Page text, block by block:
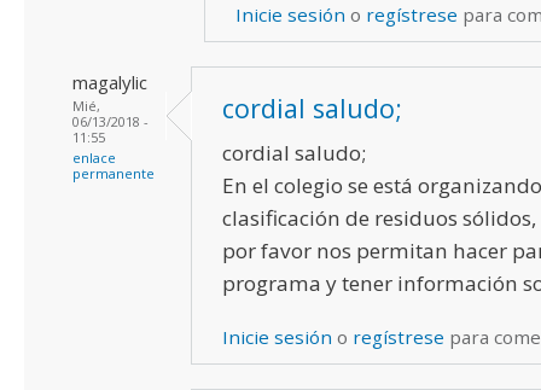
Inicie sesión o regístrese para
magalylic
Mié,
06/13/2018 -
11:55
enlace
permanente
cordial saludo;
cordial saludo;
En el colegio se está
clasificación de residuos
por favor nos permitan hacer
programa y tener información
Inicie sesión o regístrese para